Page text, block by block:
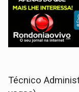
Técnico